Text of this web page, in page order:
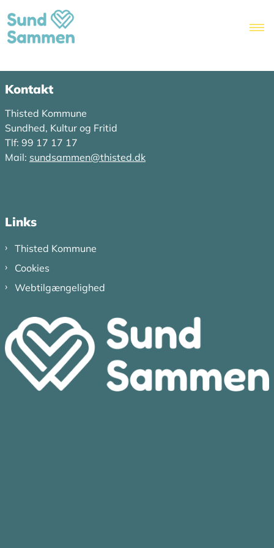
Kontakt
Thisted Kommune
Sundhed, Kultur og Fritid
Tlf: 99 17 17 17
Mail: sundsammen@thisted.dk
Links
Thisted Kommune
Cookies
Webtilgængelighed